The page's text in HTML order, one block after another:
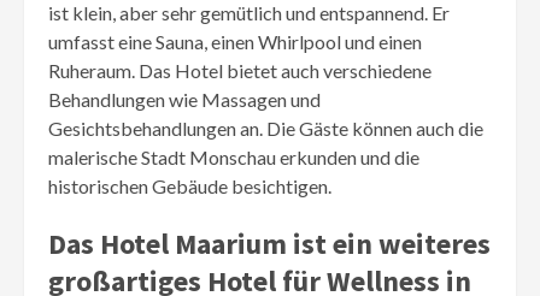
ist klein, aber sehr gemütlich und entspannend. Er
umfasst eine Sauna, einen Whirlpool und einen
Ruheraum. Das Hotel bietet auch verschiedene
Behandlungen wie Massagen und
Gesichtsbehandlungen an. Die Gäste können auch die
malerische Stadt Monschau erkunden und die
historischen Gebäude besichtigen.
Das Hotel Maarium ist ein weiteres
großartiges Hotel für Wellness in